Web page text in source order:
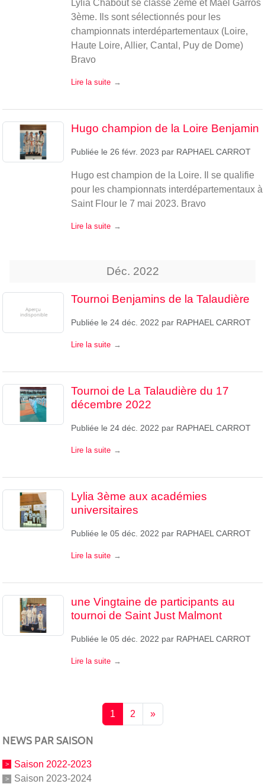
Lylia Chabout se classe 2ème et Mael Garros
3ème. Ils sont sélectionnés pour les
championnats interdépartementaux (Loire,
Haute Loire, Allier, Cantal, Puy de Dome)
Bravo
Lire la suite
Hugo champion de la Loire Benjamin
Publiée le 26 févr. 2023 par RAPHAEL CARROT
Hugo est champion de la Loire. Il se qualifie
pour les championnats interdépartementaux à
Saint Flour le 7 mai 2023. Bravo
Lire la suite
Déc. 2022
Tournoi Benjamins de la Talaudière
Publiée le 24 déc. 2022 par RAPHAEL CARROT
Lire la suite
Tournoi de La Talaudière du 17
décembre 2022
Publiée le 24 déc. 2022 par RAPHAEL CARROT
Lire la suite
Lylia 3ème aux académies
universitaires
Publiée le 05 déc. 2022 par RAPHAEL CARROT
Lire la suite
une Vingtaine de participants au
tournoi de Saint Just Malmont
Publiée le 05 déc. 2022 par RAPHAEL CARROT
Lire la suite
1 2 »
NEWS PAR SAISON
Saison 2022-2023
Saison 2023-2024